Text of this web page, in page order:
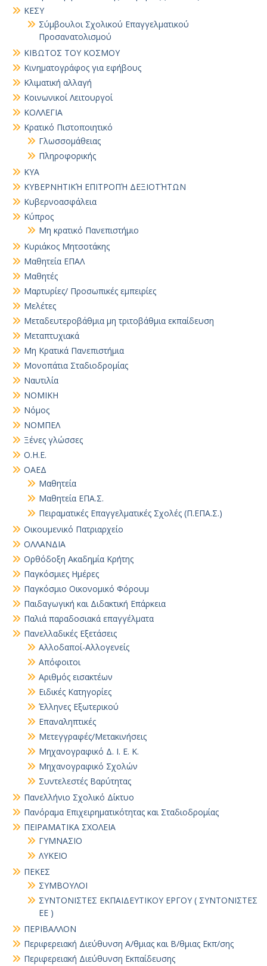
ΚΕΣΥ
Σύμβουλοι Σχολικού Επαγγελματικού
Προσανατολισμού
ΚΙΒΩΤΟΣ ΤΟΥ ΚΟΣΜΟΥ
Κινηματογράφος για εφήβους
Κλιματική αλλαγή
Κοινωνικοί Λειτουργοί
ΚΟΛΛΕΓΙΑ
Κρατικό Πιστοποιητικό
Γλωσσομάθειας
Πληροφορικής
ΚΥΑ
ΚΥΒΕΡΝΗΤΙΚΉ ΕΠΙΤΡΟΠΉ ΔΕΞΙΟΤΉΤΩΝ
Κυβερνοασφάλεια
Κύπρος
Μη κρατικό Πανεπιστήμιο
Κυριάκος Μητσοτάκης
Μαθητεία ΕΠΑΛ
Μαθητές
Μαρτυρίες/ Προσωπικές εμπειρίες
Μελέτες
Μεταδευτεροβάθμια μη τριτοβάθμια εκπαίδευση
Μεταπτυχιακά
Μη Κρατικά Πανεπιστήμια
Μονοπάτια Σταδιοδρομίας
Ναυτιλία
ΝΟΜΙΚΗ
Νόμος
ΝΟΜΠΕΛ
Ξένες γλώσσες
Ο.Η.Ε.
ΟΑΕΔ
Μαθητεία
Μαθητεία ΕΠΑ.Σ.
Πειραματικές Επαγγελματικές Σχολές (Π.ΕΠΑ.Σ.)
Οικουμενικό Πατριαρχείο
ΟΛΛΑΝΔΙΑ
Ορθόδοξη Ακαδημία Κρήτης
Παγκόσμιες Ημέρες
Παγκόσμιο Οικονομικό Φόρουμ
Παιδαγωγική και Διδακτική Επάρκεια
Παλιά παραδοσιακά επαγγέλματα
Πανελλαδικές Εξετάσεις
Αλλοδαποί-Αλλογενείς
Απόφοιτοι
Αριθμός εισακτέων
Ειδικές Κατηγορίες
Έλληνες Εξωτερικού
Επαναληπτικές
Μετεγγραφές/Μετακινήσεις
Μηχανογραφικό Δ. Ι. Ε. Κ.
Μηχανογραφικό Σχολών
Συντελεστές Βαρύτητας
Πανελλήνιο Σχολικό Δίκτυο
Πανόραμα Επιχειρηματικότητας και Σταδιοδρομίας
ΠΕΙΡΑΜΑΤΙΚΑ ΣΧΟΛΕΙΑ
ΓΥΜΝΑΣΙΟ
ΛΥΚΕΙΟ
ΠΕΚΕΣ
ΣΥΜΒΟΥΛΟΙ
ΣΥΝΤΟΝΙΣΤΕΣ ΕΚΠΑΙΔΕΥΤΙΚΟΥ ΕΡΓΟΥ ( ΣΥΝΤΟΝΙΣΤΕΣ
ΕΕ )
ΠΕΡΙΒΑΛΛΟΝ
Περιφερειακή Διεύθυνση Α/θμιας και Β/θμιας Εκπ/σης
Περιφερειακή Διεύθυνση Εκπαίδευσης